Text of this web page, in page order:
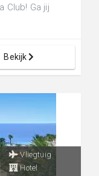
Club! Ga jij
Bekijk
Vliegtuig
Hotel